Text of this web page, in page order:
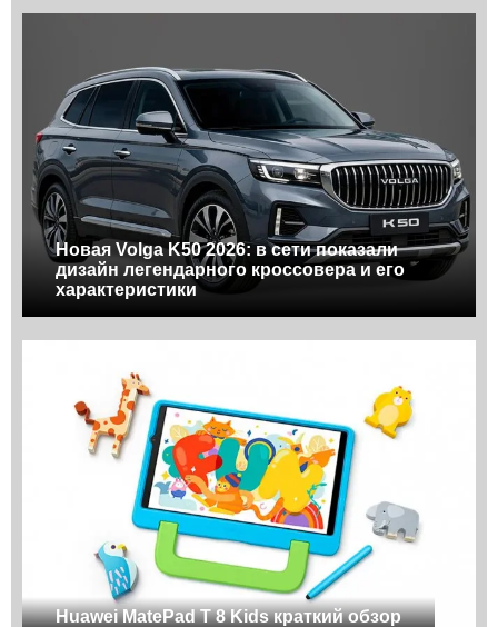
Новая Volga K50 2026: в сети показали
дизайн легендарного кроссовера и его
характеристики
Huawei MatePad T 8 Kids краткий обзор